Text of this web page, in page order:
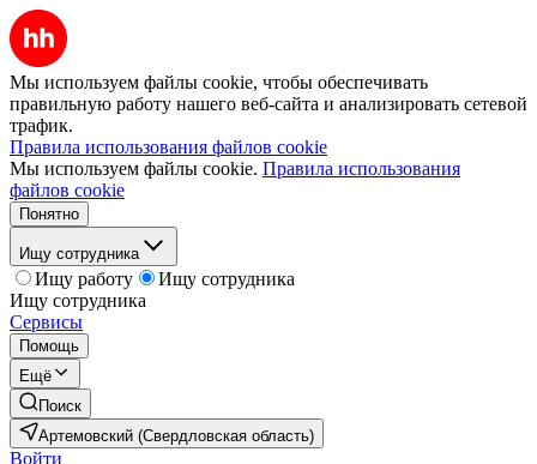
Мы используем файлы cookie, чтобы обеспечивать
правильную работу нашего веб-сайта и анализировать сетевой
трафик.
Правила использования файлов cookie
Мы используем файлы cookie. Правила использования
файлов cookie
Понятно
Ищу сотрудника
Ищу работу
Ищу сотрудника
Ищу сотрудника
Сервисы
Помощь
Ещё
Поиск
Артемовский (Свердловская область)
Войти